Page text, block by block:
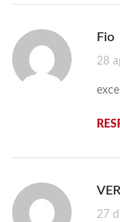
fio
28
27